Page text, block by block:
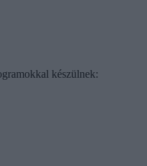
készülnek: